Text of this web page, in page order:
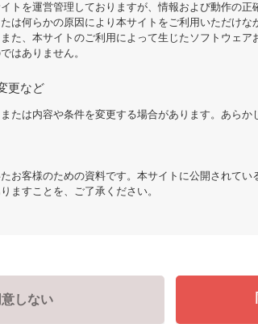
トを運営管理しておりますが、情報および動作の
は何らかの原因により本サイトをご利用いただけ
た、本サイトのご利用によって生じたソフトウェ
はありません。
更など
たは内容や条件を変更する場合があります。あらか
お客様のための資料です。本サイトに公開されて
ますことを、ご了承ください。
意しない